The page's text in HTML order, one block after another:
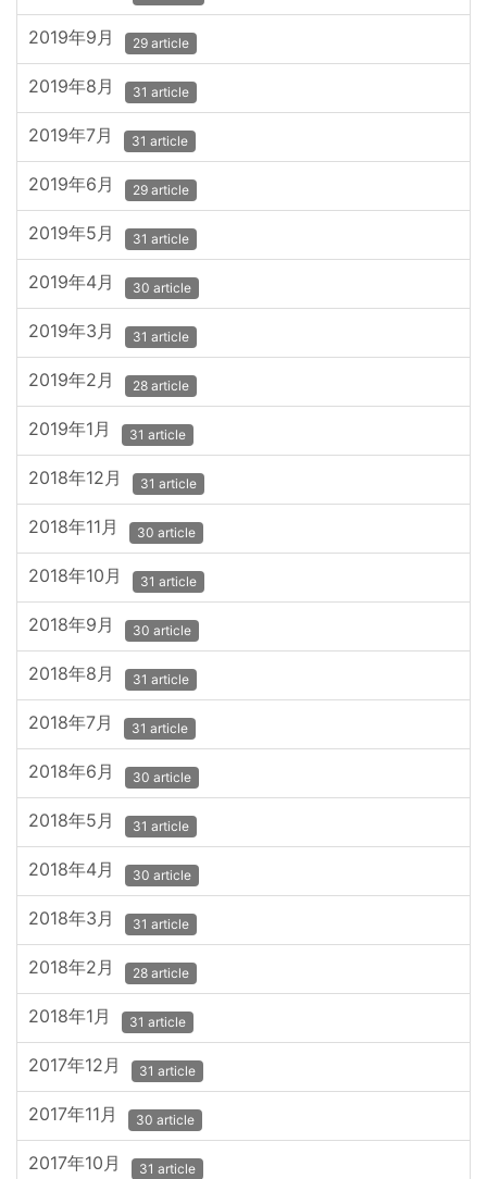
2019年9月 29 article
2019年8月 31 article
2019年7月 31 article
2019年6月 29 article
2019年5月 31 article
2019年4月 30 article
2019年3月 31 article
2019年2月 28 article
2019年1月 31 article
2018年12月 31 article
2018年11月 30 article
2018年10月 31 article
2018年9月 30 article
2018年8月 31 article
2018年7月 31 article
2018年6月 30 article
2018年5月 31 article
2018年4月 30 article
2018年3月 31 article
2018年2月 28 article
2018年1月 31 article
2017年12月 31 article
2017年11月 30 article
2017年10月 31 article